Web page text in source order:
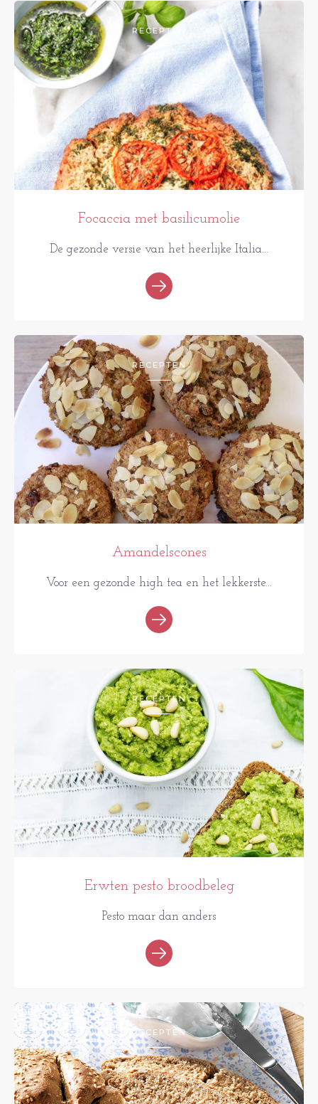
RECEPTEN
Focaccia met basilicumolie
De gezonde versie van het heerlijke Italia...
RECEPTEN
Amandelscones
Voor een gezonde high tea en het lekkerste...
RECEPTEN
Erwten pesto broodbeleg
Pesto maar dan anders
RECEPTEN